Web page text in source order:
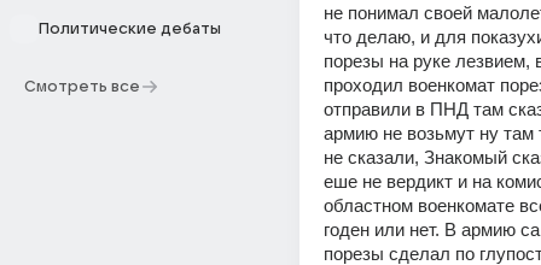
Политические дебаты
Смотреть все
не понимал своей
что делаю, и для
порезы на руке лезвием,
проходил военкомат
отправили в ПНД там
армию не возьмут ну там
не сказали, Знакомый
еше не вердикт и на
областном военкомате
годен или нет. В армию
порезы сделал по